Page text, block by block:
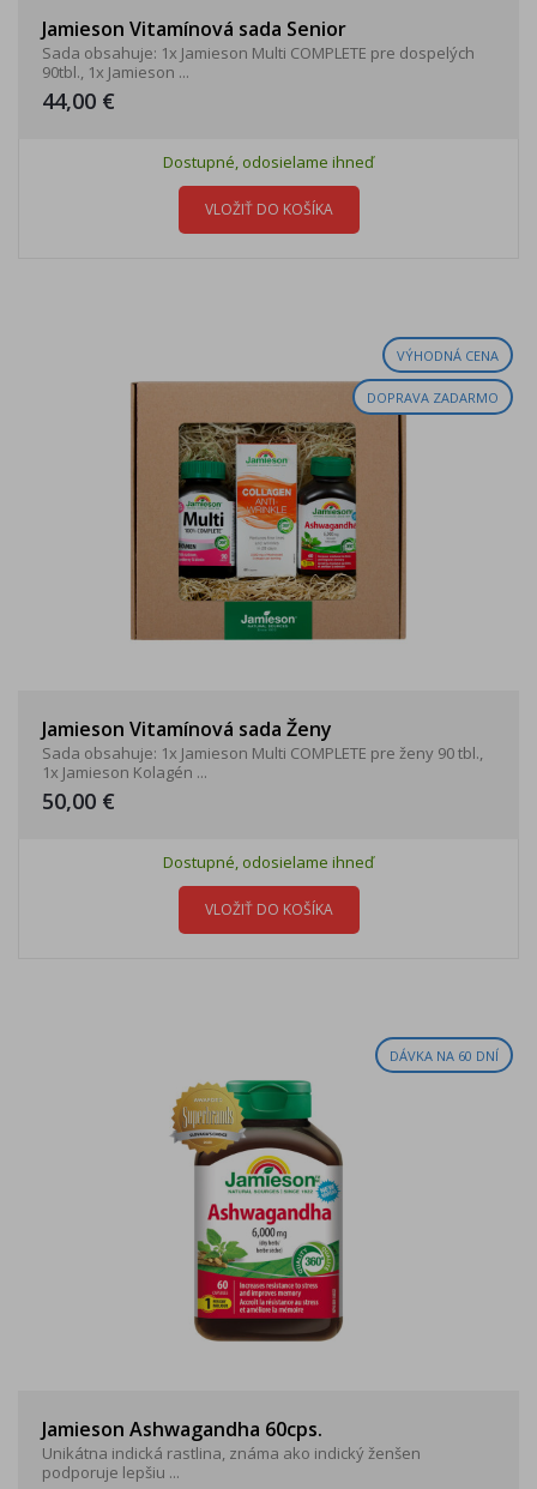
Jamieson Vitamínová sada Senior
Sada obsahuje: 1x Jamieson Multi COMPLETE pre dospelých
90tbl., 1x Jamieson ...
44,00 €
Dostupné, odosielame ihneď
VLOŽIŤ DO KOŠÍKA
VÝHODNÁ CENA
DOPRAVA ZADARMO
Jamieson Vitamínová sada Ženy
Sada obsahuje: 1x Jamieson Multi COMPLETE pre ženy 90 tbl.,
1x Jamieson Kolagén ...
50,00 €
Dostupné, odosielame ihneď
VLOŽIŤ DO KOŠÍKA
DÁVKA NA 60 DNÍ
Jamieson Ashwagandha 60cps.
Unikátna indická rastlina, známa ako indický ženšen
podporuje lepšiu ...